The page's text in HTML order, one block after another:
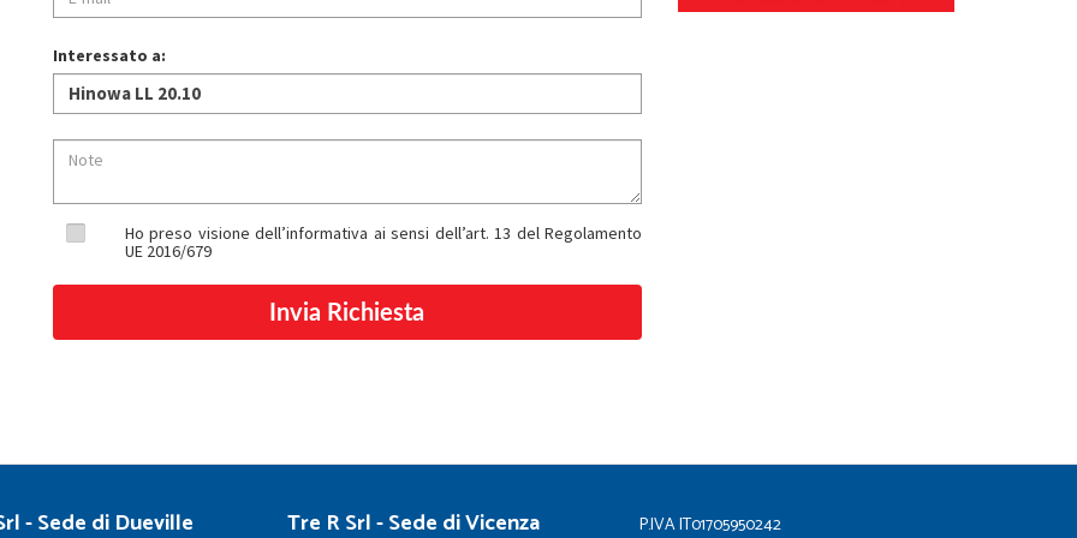
Interessato a:
Ho preso visione dell’informativa ai sensi dell’art. 13 del Regolamento
UE 2016/679
- Sede di Dueville Tre R Srl - Sede di Vicenza
P.IVA IT01705950242